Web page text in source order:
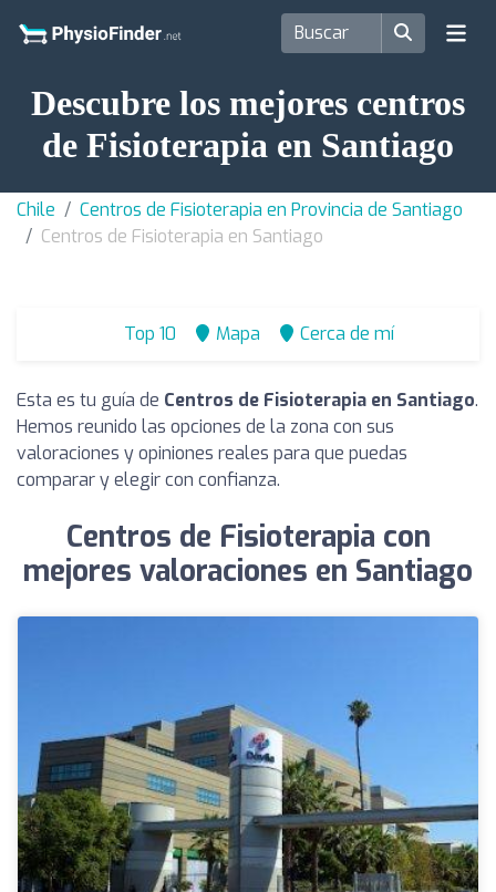
Descubre los mejores centros
de Fisioterapia en Santiago
Chile
Centros de Fisioterapia en Provincia de Santiago
Centros de Fisioterapia en Santiago
Top 10 Mapa Cerca de mí
Esta es tu guía de Centros de Fisioterapia en Santiago.
Hemos reunido las opciones de la zona con sus
valoraciones y opiniones reales para que puedas
comparar y elegir con confianza.
Centros de Fisioterapia con
mejores valoraciones en Santiago